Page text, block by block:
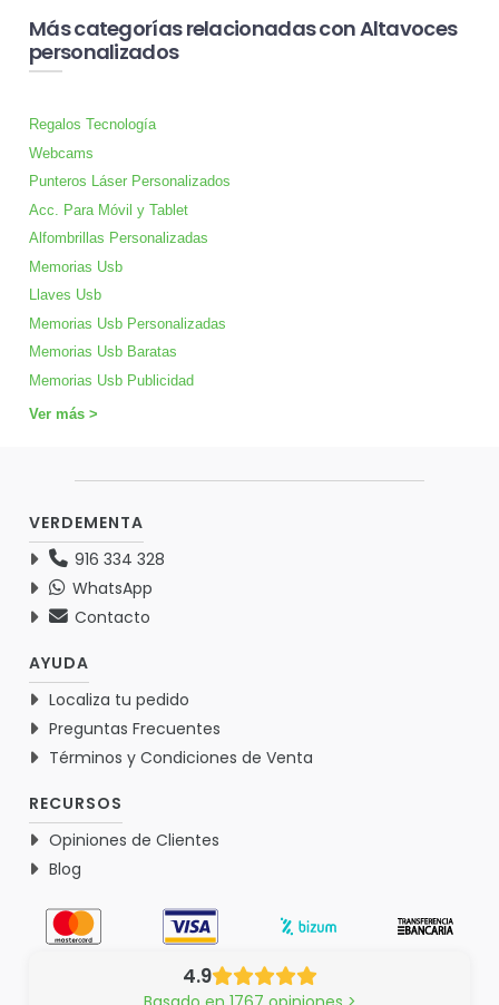
Más categorías relacionadas con Altavoces
personalizados
Regalos Tecnología
Webcams
Punteros Láser Personalizados
Acc. Para Móvil y Tablet
Alfombrillas Personalizadas
Memorias Usb
Llaves Usb
Memorias Usb Personalizadas
Memorias Usb Baratas
Memorias Usb Publicidad
Ver más >
VERDEMENTA
916 334 328
WhatsApp
Contacto
AYUDA
Localiza tu pedido
Preguntas Frecuentes
Términos y Condiciones de Venta
RECURSOS
Opiniones de Clientes
Blog
4.9